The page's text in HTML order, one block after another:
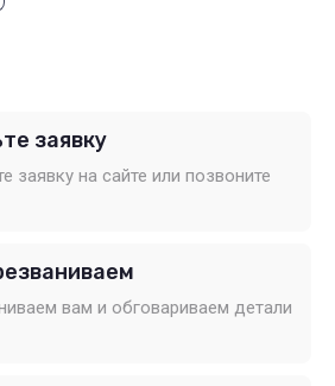
заявку
заявку на сайте или позвоните
вам и обговариваем детали